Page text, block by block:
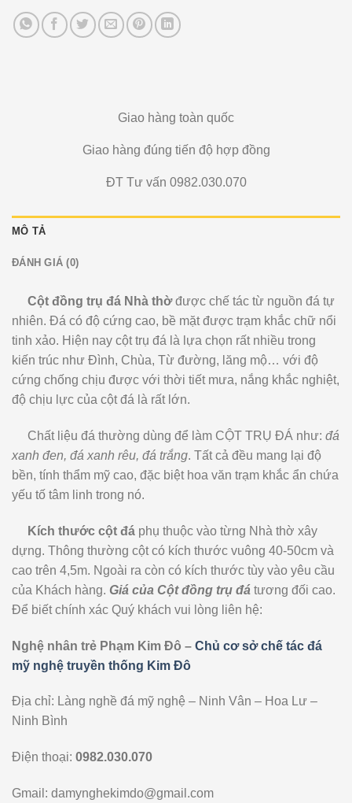
Giao hàng toàn quốc
Giao hàng đúng tiến độ hợp đồng
ĐT Tư vấn 0982.030.070
MÔ TẢ
ĐÁNH GIÁ (0)
Cột đồng trụ đá Nhà thờđược chế tác từ nguồn đá tự
nhiên. Đá có độ cứng cao, bề mặt được trạm khắc chữ nổi
tinh xảo. Hiện nay cột trụ đá là lựa chọn rất nhiều trong
kiến trúc như Đình, Chùa, Từ đường, lăng mộ… với độ
cứng chống chịu được với thời tiết mưa, nắng khắc nghiệt,
độ chịu lực của cột đá là rất lớn.
Chất liệu đá thường dùng để làm CỘT TRỤ ĐÁ như: đá
xanh đen, đá xanh rêu, đá trắng. Tất cả đều mang lại độ
bền, tính thẩm mỹ cao, đặc biệt hoa văn trạm khắc ẩn chứa
yếu tố tâm linh trong nó.
Kích thước cột đá phụ thuộc vào từng Nhà thờ xây
dựng. Thông thường cột có kích thước vuông 40-50cm và
cao trên 4,5m. Ngoài ra còn có kích thước tùy vào yêu cầu
của Khách hàng. Giá của Cột đồng trụ đá tương đối cao.
Để biết chính xác Quý khách vui lòng liên hệ:
Nghệ nhân trẻ Phạm Kim Đô – Chủ cơ sở chế tác đá
mỹ nghệ truyền thống Kim Đô
Địa chỉ: Làng nghề đá mỹ nghệ – Ninh Vân – Hoa Lư –
Ninh Bình
Điện thoại: 0982.030.070
Gmail: damynghekimdo@gmail.com